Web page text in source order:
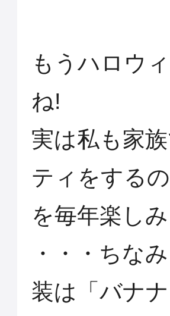
もうハロウ
ね!
実は私も家
ティをする
を毎年楽し
・・・ちな
装は「バナ